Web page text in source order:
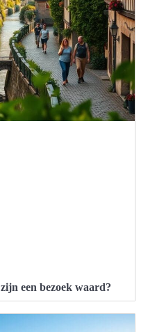
een bezoek waard?